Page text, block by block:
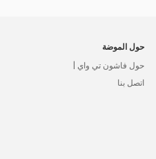
حول الموضة
حول فاشون تي واي |
اتصل بنا